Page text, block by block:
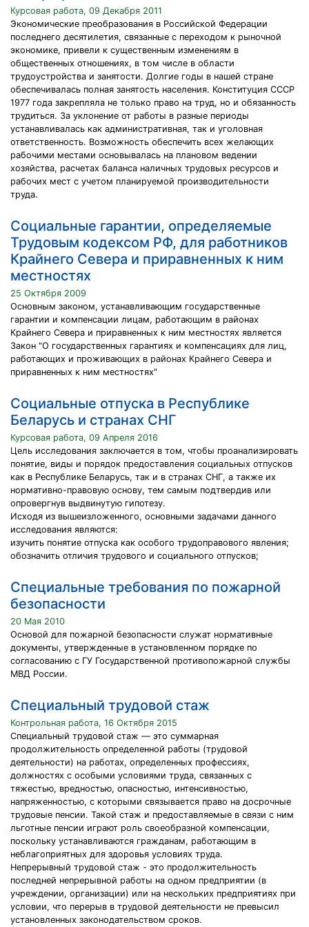
Курсовая работа, 09 Декабря 2011
Экономические преобразования в Российской Федерации
последнего десятилетия, связанные с переходом к рыночной
экономике, привели к существенным изменениям в
общественных отношениях, в том числе в области
трудоустройства и занятости. Долгие годы в нашей стране
обеспечивалась полная занятость населения. Конституция СССР
1977 года закрепляла не только право на труд, но и обязанность
трудиться. За уклонение от работы в разные периоды
устанавливалась как административная, так и уголовная
ответственность. Возможность обеспечить всех желающих
рабочими местами основывалась на плановом ведении
хозяйства, расчетах баланса наличных трудовых ресурсов и
рабочих мест с учетом планируемой производительности
труда.
Социальные гарантии, определяемые
Трудовым кодексом РФ, для работников
Крайнего Севера и приравненных к ним
местностях
25 Октября 2009
Основным законом, устанавливающим государственные
гарантии и компенсации лицам, работающим в районах
Крайнего Севера и приравненных к ним местностях является
Закон "О государственных гарантиях и компенсациях для лиц,
работающих и проживающих в районах Крайнего Севера и
приравненных к ним местностях"
Социальные отпуска в Республике
Беларусь и странах СНГ
Курсовая работа, 09 Апреля 2016
Цель исследования заключается в том, чтобы проанализировать
понятие, виды и порядок предоставления социальных отпусков
как в Республике Беларусь, так и в странах СНГ, а также их
нормативно-правовую основу, тем самым подтвердив или
опровергнув выдвинутую гипотезу.
Исходя из вышеизложенного, основными задачами данного
исследования являются:
изучить понятие отпуска как особого трудоправового явления;
обозначить отличия трудового и социального отпусков;
Специальные требования по пожарной
безопасности
20 Мая 2010
Основой для пожарной безопасности служат нормативные
документы, утвержденные в установленном порядке по
согласованию с ГУ Государственной противопожарной службы
МВД России.
Специальный трудовой стаж
Контрольная работа, 16 Октября 2015
Специальный трудовой стаж — это суммарная
продолжительность определенной работы (трудовой
деятельности) на работах, определенных профессиях,
должностях с особыми условиями труда, связанных с
тяжестью, вредностью, опасностью, интенсивностью,
напряженностью, с которыми связывается право на досрочные
трудовые пенсии. Такой стаж и предоставляемые в связи с ним
льготные пенсии играют роль своеобразной компенсации,
поскольку устанавливаются гражданам, работающим в
неблагоприятных для здоровья условиях труда.
Непрерывный трудовой стаж - это продолжительность
последней непрерывной работы на одном предприятии (в
учреждении, организации) или на нескольких предприятиях при
условии, что перерыв в трудовой деятельности не превысил
установленных законодательством сроков.